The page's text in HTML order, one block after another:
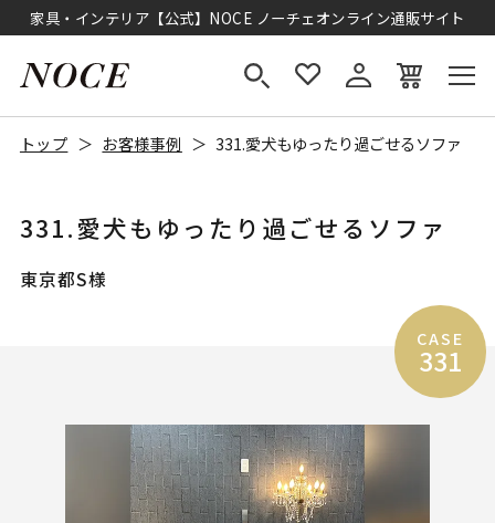
家具・インテリア【公式】NOCE ノーチェオンライン通販サイト
トップ お客様事例 331.愛犬もゆったり過ごせるソファ
331.愛犬もゆったり過ごせるソファ
東京都S様
CASE
331